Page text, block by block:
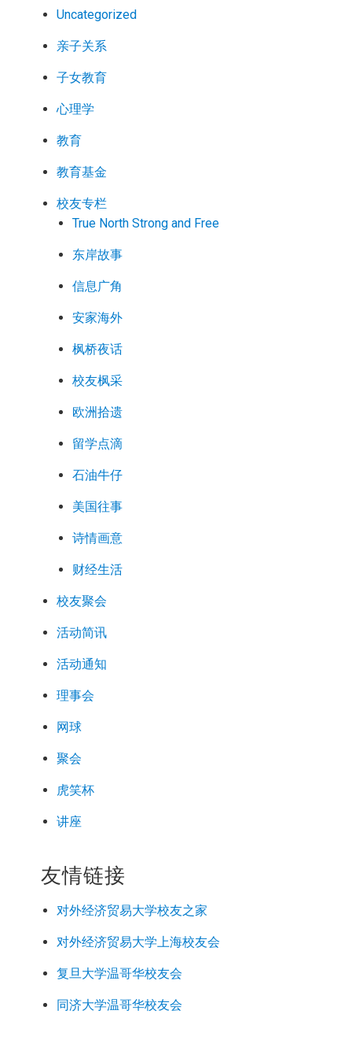
Uncategorized
亲子关系
子女教育
心理学
教育
教育基金
校友专栏
True North Strong and Free
东岸故事
信息广角
安家海外
枫桥夜话
校友枫采
欧洲拾遗
留学点滴
石油牛仔
美国往事
诗情画意
财经生活
校友聚会
活动简讯
活动通知
理事会
网球
聚会
虎笑杯
讲座
友情链接
对外经济贸易大学校友之家
对外经济贸易大学上海校友会
复旦大学温哥华校友会
同济大学温哥华校友会